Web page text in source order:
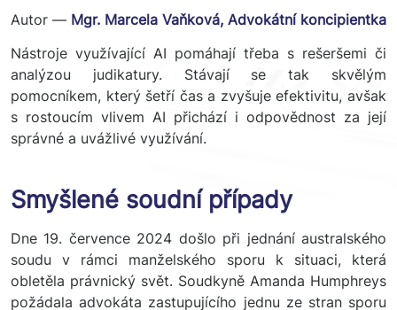
Autor — Mgr. Marcela Vaňková, Advokátní koncipientka
Nástroje využívající AI pomáhají třeba s rešeršemi či
analýzou judikatury. Stávají se tak skvělým
pomocníkem, který šetří čas a zvyšuje efektivitu, avšak
s rostoucím vlivem AI přichází i odpovědnost za její
správné a uvážlivé využívání.
Smyšlené soudní případy
Dne 19. července 2024 došlo při jednání australského
soudu v rámci manželského sporu k situaci, která
obletěla právnický svět. Soudkyně Amanda Humphreys
požádala advokáta zastupujícího jednu ze stran sporu